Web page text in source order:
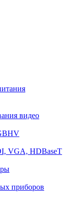
видео
VGA, HDBaseT
приборов